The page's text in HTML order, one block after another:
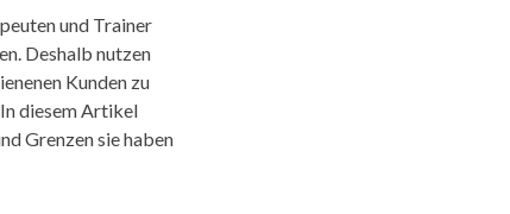
und Trainer
Deshalb nutzen
Kunden zu
diesem Artikel
Grenzen sie haben